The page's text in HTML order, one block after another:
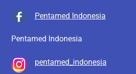
Pentamed Indonesia
Pentamed Indonesia
pentamed_indonesia